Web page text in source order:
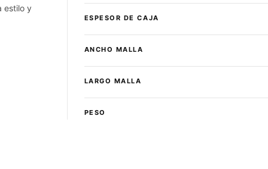
estilo y
ESPESOR DE CAJA
ANCHO MALLA
LARGO MALLA
PESO